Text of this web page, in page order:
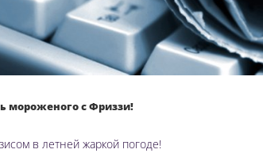
мороженого с Фриззи!
в летней жаркой погоде!